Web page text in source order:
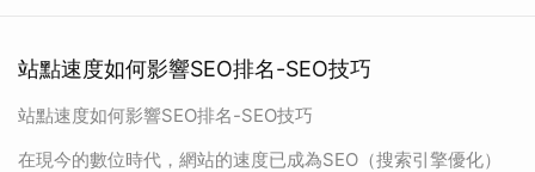
站點速度如何影響SEO排名-SEO技巧
站點速度如何影響SEO排名-SEO技巧
在現今的數位時代，網站的速度已成為SEO（搜索引擎優化）